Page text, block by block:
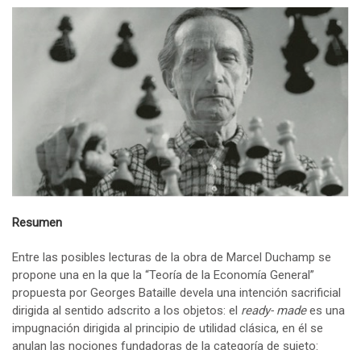
Resumen
Entre las posibles lecturas de la obra de Marcel Duchamp se
propone una en la que la “Teoría de la Economía General”
propuesta por Georges Bataille devela una intención sacrificial
dirigida al sentido adscrito a los objetos: el ready- madees una
impugnación dirigida al principio de utilidad clásica, en él se
anulan las nociones fundadoras de la categoría de sujeto: